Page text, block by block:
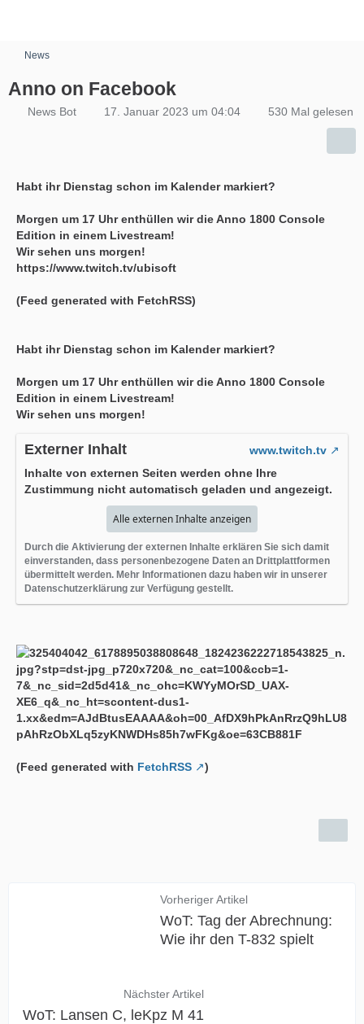
News
Anno on Facebook
News Bot 17. Januar 2023 um 04:04 530 Mal gelesen
Habt ihr Dienstag schon im Kalender markiert?
Morgen um 17 Uhr enthüllen wir die Anno 1800 Console
Edition in einem Livestream!
Wir sehen uns morgen!
https://www.twitch.tv/ubisoft
(Feed generated with FetchRSS)
Habt ihr Dienstag schon im Kalender markiert?
Morgen um 17 Uhr enthüllen wir die Anno 1800 Console
Edition in einem Livestream!
Wir sehen uns morgen!
Externer Inhalt
www.twitch.tv
Inhalte von externen Seiten werden ohne Ihre
Zustimmung nicht automatisch geladen und angezeigt.
Alle externen Inhalte anzeigen
Durch die Aktivierung der externen Inhalte erklären Sie sich damit
einverstanden, dass personenbezogene Daten an Drittplattformen
übermittelt werden. Mehr Informationen dazu haben wir in unserer
Datenschutzerklärung zur Verfügung gestellt.
(Feed generated with FetchRSS )
Vorheriger Artikel
WoT: Tag der Abrechnung:
Wie ihr den T-832 spielt
Nächster Artikel
WoT: Lansen C, leKpz M 41